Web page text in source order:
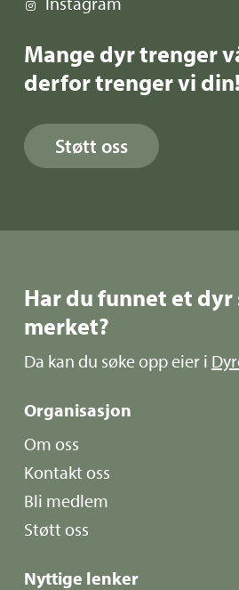
Mange dyr trenger
derfor trenger vi din!
Støtt oss
Har du funnet et dyr
merket?
Da kan du søke opp eier i
Organisasjon
Om oss
Kontakt oss
Bli medlem
Støtt oss
Nyttige lenker